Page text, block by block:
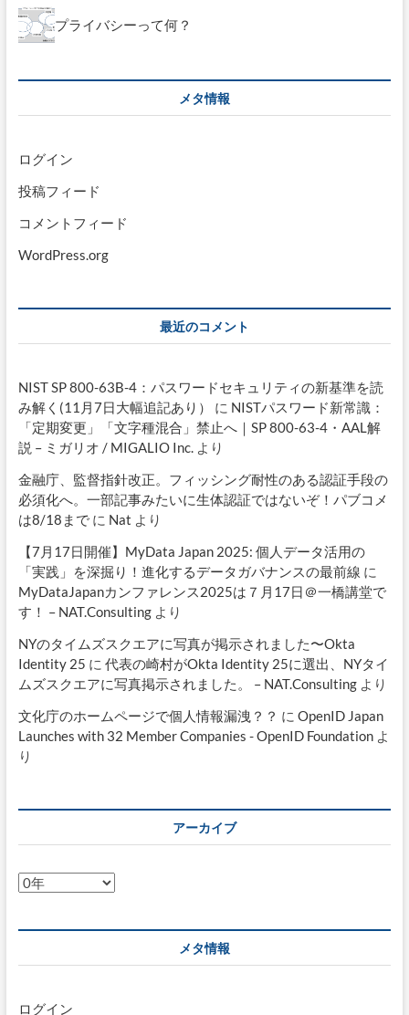
プライバシーって何？
メタ情報
ログイン
投稿フィード
コメントフィード
WordPress.org
最近のコメント
NIST SP 800-63B-4：パスワードセキュリティの新基準を読
み解く(11月7日大幅追記あり）
に NISTパスワード新常識：
「定期変更」「文字種混合」禁止へ｜SP 800-63-4・AAL解
説 – ミガリオ / MIGALIO Inc.より
金融庁、監督指針改正。フィッシング耐性のある認証手段の
必須化へ。一部記事みたいに生体認証ではないぞ！パブコメ
は8/18までに Nat より
【7月17日開催】MyData Japan 2025: 個人データ活用の
「実践」を深掘り！進化するデータガバナンスの最前線 に
MyDataJapanカンファレンス2025は７月17日＠一橋講堂で
す！ – NAT.Consultingより
NYのタイムズスクエアに写真が掲示されました〜Okta
Identity 25 に 代表の崎村がOkta Identity 25に選出、NYタイ
ムズスクエアに写真掲示されました。 – NAT.Consultingより
文化庁のホームページで個人情報漏洩？？ に OpenID Japan
Launches with 32 Member Companies - OpenID Foundationよ
り
アーカイブ
ア
ブ
メタ情報
ログイン